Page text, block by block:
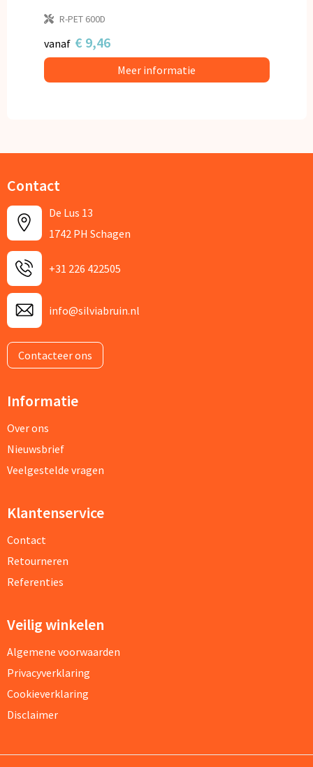
R-PET 600D
vanaf € 9,46
Meer informatie
Contact
De Lus 13
1742 PH Schagen
+31 226 422505
info@silviabruin.nl
Contacteer ons
Informatie
Over ons
Nieuwsbrief
Veelgestelde vragen
Klantenservice
Contact
Retourneren
Referenties
Veilig winkelen
Algemene voorwaarden
Privacyverklaring
Cookieverklaring
Disclaimer